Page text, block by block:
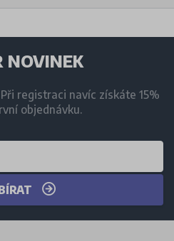
NOVINEK
registraci navíc získáte 15%
objednávku.